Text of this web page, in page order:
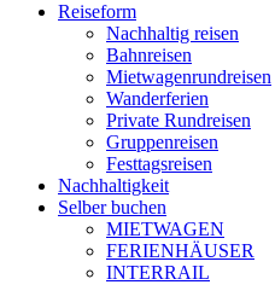
Reiseform
Nachhaltig reisen
Bahnreisen
Mietwagenrundreisen
Wanderferien
Private Rundreisen
Gruppenreisen
Festtagsreisen
Nachhaltigkeit
Selber buchen
MIETWAGEN
FERIENHÄUSER
INTERRAIL